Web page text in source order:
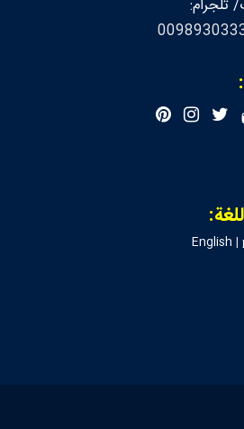
تلجرام:
English |